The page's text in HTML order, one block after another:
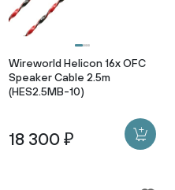
Wireworld Helicon 16x OFC
Speaker Cable 2.5m
(HES2.5MB-10)
18 300 ₽